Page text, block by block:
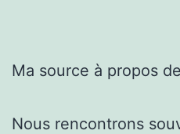
Ma source à propos de
Nous rencontrons